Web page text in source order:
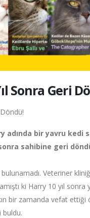
Sonra Geri
adında bir yavru
sahibine geri
Veteriner
ki Harry 10 yıl sonra
bir zamanda vefat
buldu.